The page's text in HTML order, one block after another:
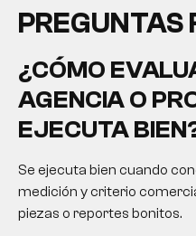
PREGUNTAS
¿CÓMO
AGENCIA O
EJECUTA
Se ejecuta bien cuando
medición y criterio
piezas o reportes bonitos.